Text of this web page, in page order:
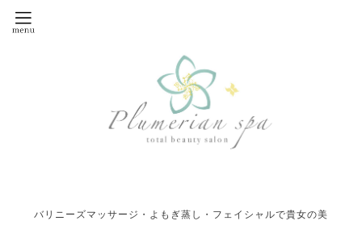
バリニーズマッサージ・よもぎ蒸し・フェイシャルで貴女の美